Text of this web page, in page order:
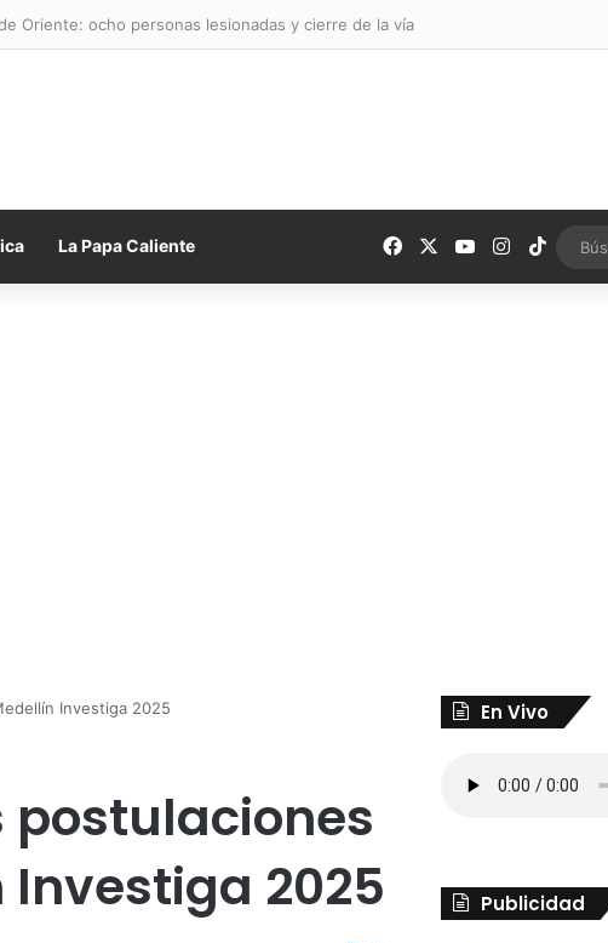
Oriente: ocho personas lesionadas y cierre de la vía
La Papa Caliente FacebookYouTubeInstagram
TikTok
Investiga 2025
postulaciones
2025
En Vivo
Publicidad